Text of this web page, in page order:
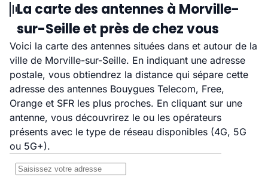
La carte des antennes à Morville-
sur-Seille et près de chez vous
Voici la carte des antennes situées dans et autour de la
ville de Morville-sur-Seille. En indiquant une adresse
postale, vous obtiendrez la distance qui sépare cette
adresse des antennes Bouygues Telecom, Free,
Orange et SFR les plus proches. En cliquant sur une
antenne, vous découvrirez le ou les opérateurs
présents avec le type de réseau disponibles (4G, 5G
ou 5G+).